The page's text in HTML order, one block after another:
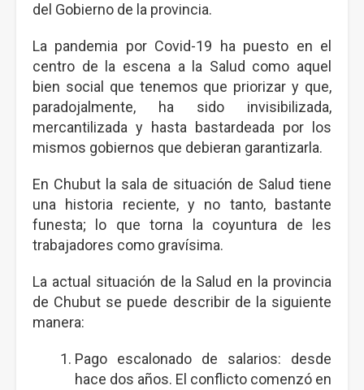
del Gobierno de la provincia.
La pandemia por Covid-19 ha puesto en el
centro de la escena a la Salud como aquel
bien social que tenemos que priorizar y que,
paradojalmente, ha sido invisibilizada,
mercantilizada y hasta bastardeada por los
mismos gobiernos que debieran garantizarla.
En Chubut la sala de situación de Salud tiene
una historia reciente, y no tanto, bastante
funesta; lo que torna la coyuntura de les
trabajadores como gravísima.
La actual situación de la Salud en la provincia
de Chubut se puede describir de la siguiente
manera:
Pago escalonado de salarios: desde
hace dos años. El conflicto comenzó en